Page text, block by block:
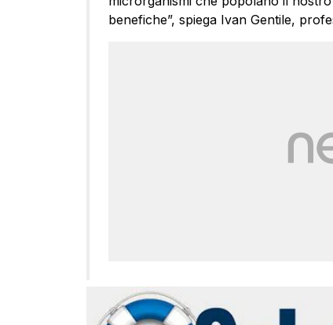
benefiche”, spiega Ivan Gentile,